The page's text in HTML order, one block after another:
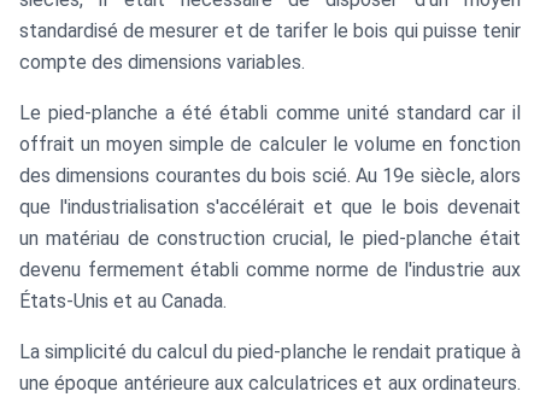
standardisé de mesurer et de tarifer le bois qui puisse tenir
compte des dimensions variables.
Le pied-planche a été établi comme unité standard car il
offrait un moyen simple de calculer le volume en fonction
des dimensions courantes du bois scié. Au 19e siècle, alors
que l'industrialisation s'accélérait et que le bois devenait
un matériau de construction crucial, le pied-planche était
devenu fermement établi comme norme de l'industrie aux
États-Unis et au Canada.
La simplicité du calcul du pied-planche le rendait pratique à
une époque antérieure aux calculatrices et aux ordinateurs.